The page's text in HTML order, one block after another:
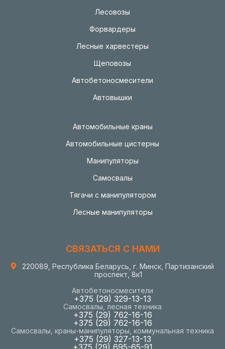
Лесовозы
Форвардеры
Лесные харвестеры
Щеповозы
Автобетоносмесители
Автовышки
Автомобильные краны
Автомобильные цистерны
Манипуляторы
Самосвалы
Тягачи с манипулятором
Лесные манипуляторы
СВЯЗАТЬСЯ С НАМИ
220089, Республика Беларусь, г. Минск, Партизанский
проспект, 8к1
Автобетоносмесители
+375 (29) 329-13-13
Самосвалы, лесная техника
+375 (29) 762-16-16
+375 (29) 762-16-16
Самосвалы, краны-манипуляторы, коммунальная техника
+375 (29) 327-13-13